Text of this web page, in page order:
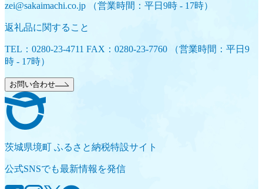
zei@sakaimachi.co.jp （営業時間：平日9時 - 17時）
返礼品に関すること
TEL：0280-23-4711 FAX：0280-23-7760 （営業時間：平日9
時 - 17時）
お問い合わせ
茨城県境町 ふるさと納税特設サイト
公式SNSでも最新情報を発信